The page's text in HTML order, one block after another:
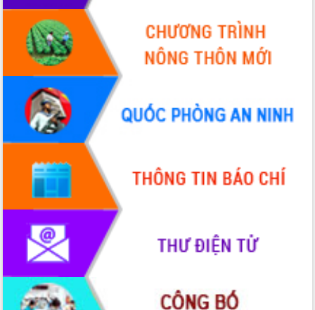
Đắk Lắk sẵn sàng các điều kiện cho
Ngày hội bầu cử đại biểu Quốc hội
khóa XVI và HĐND các cấp nhiệm kỳ
2026-2031
Đảm bảo cuộc bầu cử đại biểu Quốc
hội và đại biểu HĐND các cấp diễn ra
an toàn, hiệu quả, đúng quy định
Thủ tướng Chính phủ Phạm Minh Chính
kiểm tra, chỉ đạo hoàn thành các dự
án cao tốc và thăm khu tái định cư tại
Đắk Lắk
Sôi nổi Hội đua ngựa truyền thống Gò
Thì Thùng mừng Xuân Bính Ngọ 2026
Lãnh đạo tỉnh dâng hương tưởng niệm
tại Đập Đồng Cam đầu Xuân Bính Ngọ
Ngành nông nghiệp phấn đấu tăng
trưởng đạt 5,86% trong năm 2026
UBND tỉnh Đắk Lắk triển khai công tác
quốc phòng, quân sự địa phương năm
2026